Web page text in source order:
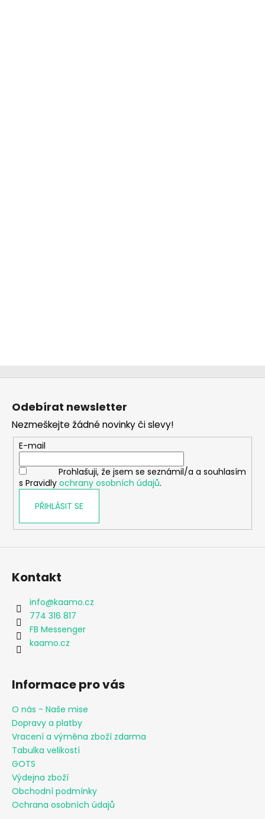
Z
Odebírat newsletter
Nezmeškejte žádné novinky či slevy!
E-mail
Prohlašuji, že jsem se seznámil/a a souhlasím
s Pravidly ochrany osobních údajů.
PŘIHLÁSIT SE
Kontakt
info@kaamo.cz
774 316 817
FB Messenger
kaamo.cz
Informace pro vás
O nás - Naše mise
Dopravy a platby
Vracení a výměna zboží zdarma
Tabulka velikostí
GOTS
Výdejna zboží
Obchodní podmínky
Ochrana osobních údajů